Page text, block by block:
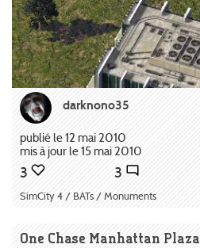
darknono35
publié le 12 mai 2010
mis à jour le 15 mai 2010
3 3
SimCity 4 / BATs / Monuments
One Chase Manhattan Plaza